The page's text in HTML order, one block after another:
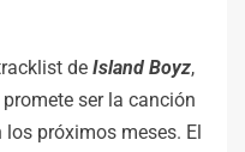
de Island Boyz,
ser la canción
próximos meses. El